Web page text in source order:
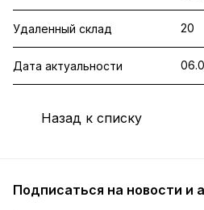
Удаленный склад 20
Дата актуальности
Назад к списку
Подписаться на новости и